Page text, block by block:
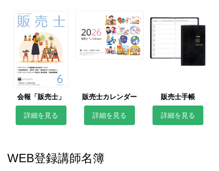
会報「販売士」
詳細を見る
販売士カレンダー
詳細を見る
販売士手帳
詳細を見る
WEB登録講師名簿